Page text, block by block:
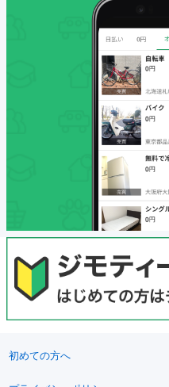
初めての方へ